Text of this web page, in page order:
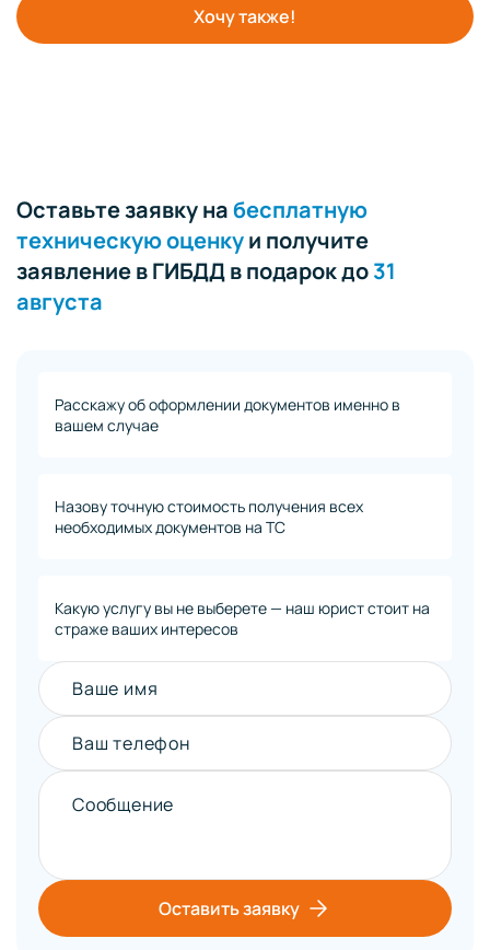
Хочу также!
Оставьте заявку набесплатную
техническую оценкуи получите
заявление в ГИБДД в подарок до31
августа
Расскажу об оформлении документов именно в
вашем случае
Назову точную стоимость получения всех
необходимых документов на ТС
Какую услугу вы не выберете — наш юрист стоит на
страже ваших интересов
Ваше имя
Ваш телефон
Сообщение
Оставить заявку